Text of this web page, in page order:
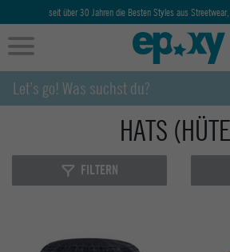
seit über 30 Jahren die Besten Styles aus
HATS
FILTERN